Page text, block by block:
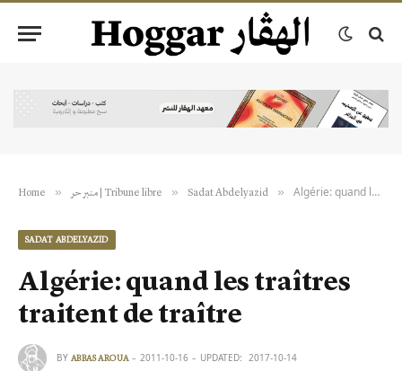
Home » منبر حر | Tribune libre » Sadat Abdelyazid » Algérie: quand les traîtres traitent de traître
SADAT ABDELYAZID
Algérie: quand les traîtres
traitent de traître
BY ABBAS AROUA 2011-10-16 UPDATED: 2017-10-14